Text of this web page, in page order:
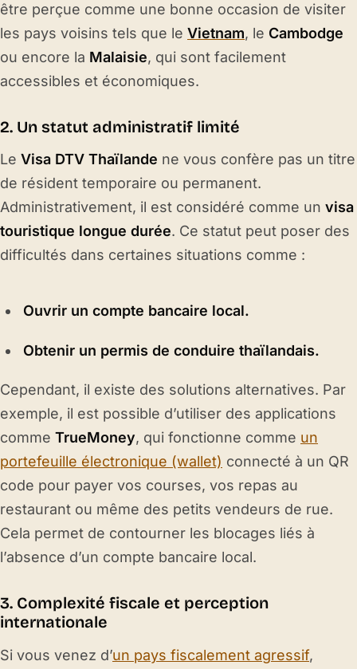
être perçue comme une bonne occasion de visiter
les pays voisins tels que le Vietnam, le Cambodge
ou encore la Malaisie, qui sont facilement
accessibles et économiques.
2. Un statut administratif limité
Le Visa DTV Thaïlande ne vous confère pas un titre
de résident temporaire ou permanent.
Administrativement, il est considéré comme un visa
touristique longue durée. Ce statut peut poser des
difficultés dans certaines situations comme :
Ouvrir un compte bancaire local.
Obtenir un permis de conduire thaïlandais.
Cependant, il existe des solutions alternatives. Par
exemple, il est possible d’utiliser des applications
comme TrueMoney, qui fonctionne comme un
portefeuille électronique (wallet) connecté à un QR
code pour payer vos courses, vos repas au
restaurant ou même des petits vendeurs de rue.
Cela permet de contourner les blocages liés à
l’absence d’un compte bancaire local.
3. Complexité fiscale et perception
internationale
Si vous venez d’un pays fiscalement agressif,